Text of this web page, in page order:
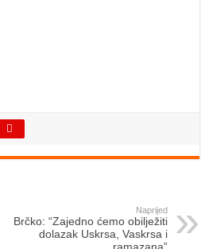
Naprijed
Brčko: “Zajedno ćemo obilježiti
dolazak Uskrsa, Vaskrsa i
ramazana”